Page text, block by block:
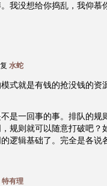
我没想给你捣乱，我仰慕
水蛇
式就是有钱的抢没钱的资
是一回事的事。排队的规
规则就可以随意打破吧？
逻辑基础了。完全是各说
特有理